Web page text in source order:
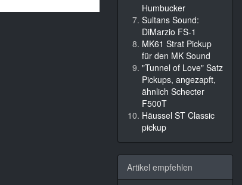
Humbucker
Sultans Sound:
DiMarzio FS-1
MK61 Strat Pickup
für den MK Sound
"Tunnel of Love" Satz
Pickups, angezapft,
ähnlich Schecter
F500T
Häussel ST Classic
pickup
Artikel empfehlen